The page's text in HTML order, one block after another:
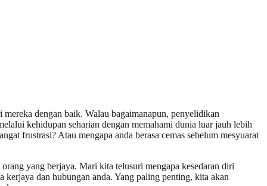
dengan baik. Walau bagaimanapun, penyelidikan
kehidupan seharian dengan memahami dunia luar jauh lebih
frustrasi? Atau mengapa anda berasa cemas sebelum mesyuarat
yang berjaya. Mari kita telusuri mengapa kesedaran diri
kerjaya dan hubungan anda. Yang paling penting, kita akan